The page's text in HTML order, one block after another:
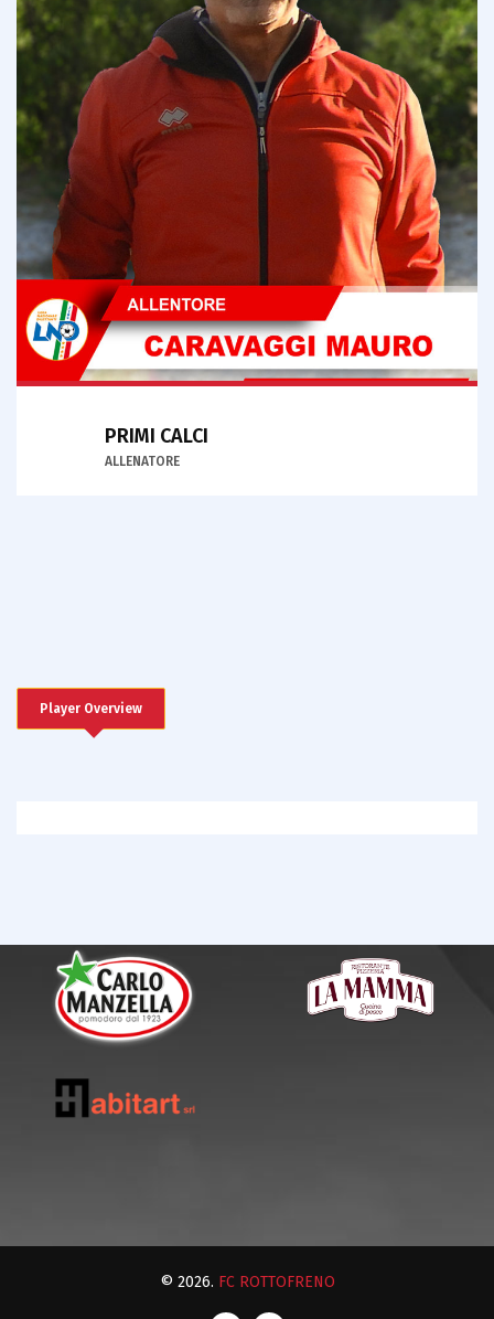
PRIMI CALCI
ALLENATORE
Player Overview
© 2026. FC ROTTOFRENO